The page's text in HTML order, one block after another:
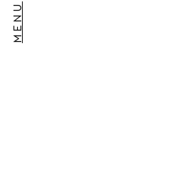
MENU